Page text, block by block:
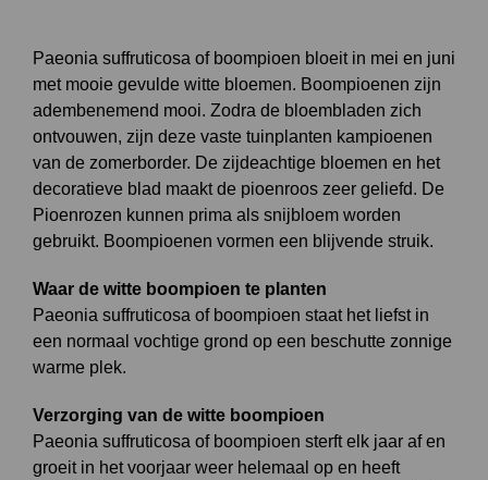
Paeonia suffruticosa of boompioen bloeit in mei en juni
met mooie gevulde witte bloemen. Boompioenen zijn
adembenemend mooi. Zodra de bloembladen zich
ontvouwen, zijn deze vaste tuinplanten kampioenen
van de zomerborder. De zijdeachtige bloemen en het
decoratieve blad maakt de pioenroos zeer geliefd. De
Pioenrozen kunnen prima als snijbloem worden
gebruikt. Boompioenen vormen een blijvende struik.
Waar de witte boompioen te planten
Paeonia suffruticosa of boompioen staat het liefst in
een normaal vochtige grond op een beschutte zonnige
warme plek.
Verzorging van de witte boompioen
Paeonia suffruticosa of boompioen sterft elk jaar af en
groeit in het voorjaar weer helemaal op en heeft